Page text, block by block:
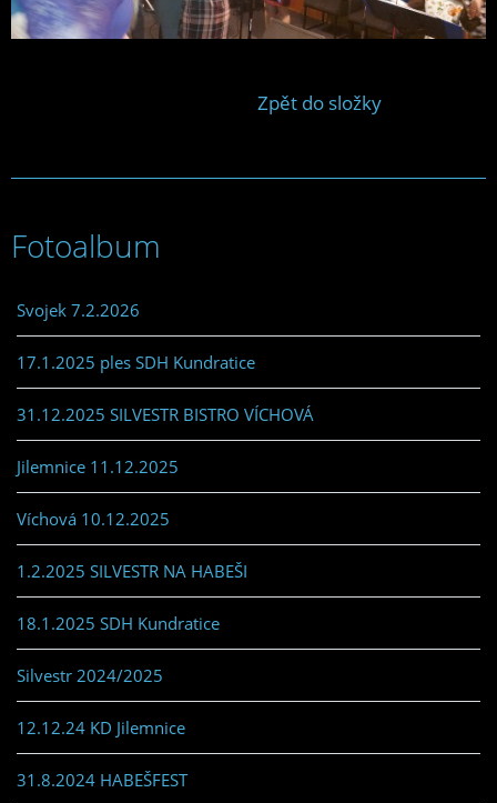
Zpět do složky
Fotoalbum
Svojek 7.2.2026
17.1.2025 ples SDH Kundratice
31.12.2025 SILVESTR BISTRO VÍCHOVÁ
Jilemnice 11.12.2025
Víchová 10.12.2025
1.2.2025 SILVESTR NA HABEŠI
18.1.2025 SDH Kundratice
Silvestr 2024/2025
12.12.24 KD Jilemnice
31.8.2024 HABEŠFEST